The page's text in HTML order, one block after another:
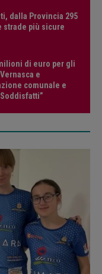
dalla Provincia 295
strade più sicure
di euro per gli
e
comunale e